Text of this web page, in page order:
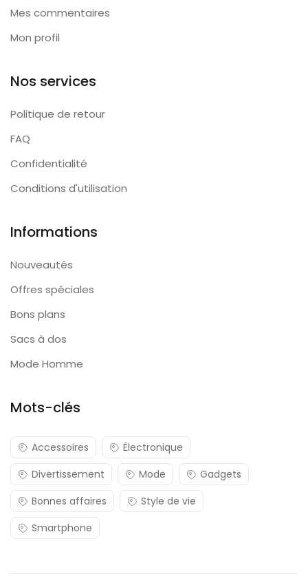
Mes commentaires
Mon profil
Nos services
Politique de retour
FAQ
Confidentialité
Conditions d'utilisation
Informations
Nouveautés
Offres spéciales
Bons plans
Sacs à dos
Mode Homme
Mots-clés
Accessoires
Électronique
Divertissement
Mode
Gadgets
Bonnes affaires
Style de vie
Smartphone